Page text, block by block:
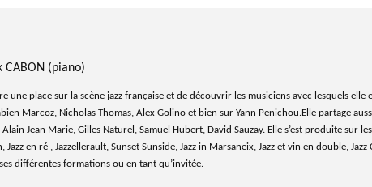
CABON (piano)
une place sur la scène jazz française et de découvrir les musiciens avec lesquels
Marcoz, Nicholas Thomas, Alex Golino et bien sur Yann Penichou.Elle partage
Jean Marie, Gilles Naturel, Samuel Hubert, David Sauzay. Elle s’est produite sur
Jazz en ré , Jazzellerault, Sunset Sunside, Jazz in Marsaneix, Jazz et vin en double,
différentes formations ou en tant qu’invitée.